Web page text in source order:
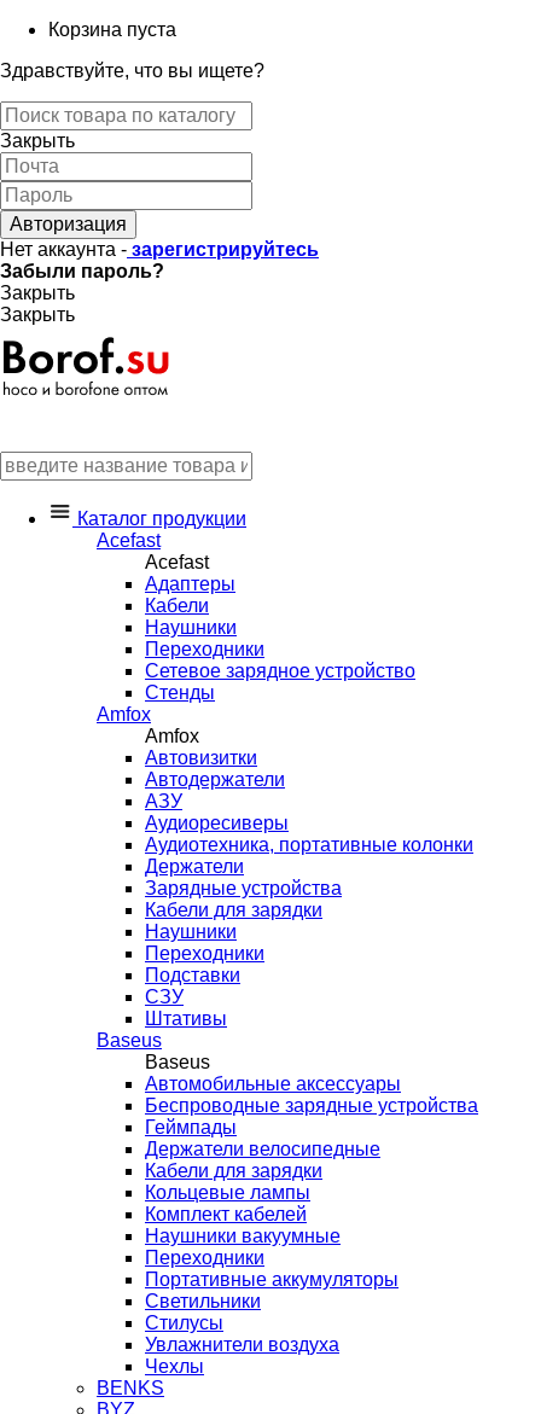
Корзина пуста
Здравствуйте, что вы ищете?
Закрыть
Авторизация
Нет аккаунта - зарегистрируйтесь
Забыли пароль?
Закрыть
Закрыть
Каталог продукции
Acefast
Acefast
Адаптеры
Кабели
Наушники
Переходники
Сетевое зарядное устройство
Стенды
Amfox
Amfox
Автовизитки
Автодержатели
АЗУ
Аудиоресиверы
Аудиотехника, портативные колонки
Держатели
Зарядные устройства
Кабели для зарядки
Наушники
Переходники
Подставки
СЗУ
Штативы
Baseus
Baseus
Автомобильные аксессуары
Беспроводные зарядные устройства
Геймпады
Держатели велосипедные
Кабели для зарядки
Кольцевые лампы
Комплект кабелей
Наушники вакуумные
Переходники
Портативные аккумуляторы
Светильники
Стилусы
Увлажнители воздуха
Чехлы
BENKS
BYZ